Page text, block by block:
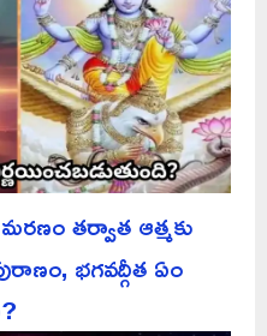
తర్వాత ఆత్మకు
భగవద్గీత ఏం